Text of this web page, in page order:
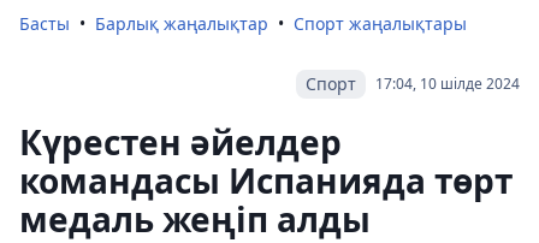
Басты Барлық жаңалықтар Спорт жаңалықтары
17:04, 10 шілде 2024
Спорт
Күрестен әйелдер
командасы Испанияда төрт
медаль жеңіп алды